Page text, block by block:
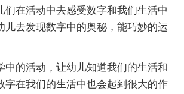
们在活动中去感受数字和我们生活中
儿去发现数字中的奥秘，能巧妙的运
中的活动，让幼儿知道我们的生活和
字在我们的生活中也会起到很大的作